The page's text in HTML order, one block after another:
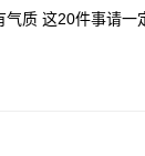
质 这20件事请一